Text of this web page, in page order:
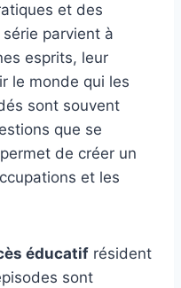
et des
parvient à
esprits, leur
le monde qui les
sont souvent
que se
de créer un
et les
éducatif résident
sont